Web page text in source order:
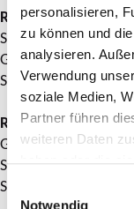
personalisieren,
zu können und
analysieren.
Verwendung
soziale Medien,
Partner führen
weiteren Daten
Einwilligungsauswahl
Notwendig
Rhein-Ruhr:
Stadt Dormagen
Gemeinde
Stadt Sprockhövel
Rheinland:
Gemeinde
Stadt Aachen
Stadt Lohmar